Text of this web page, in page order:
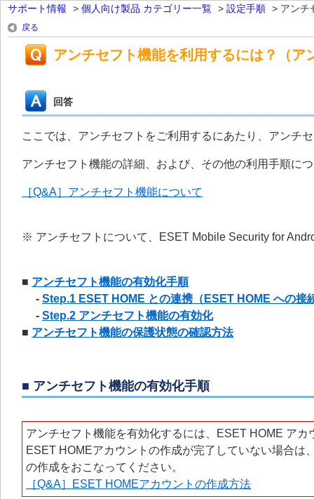
サポート情報 > 個人向け製品 カテゴリー一覧 > 設定手順 > アンチ
戻る
アンチセフト機能を利用するには？（ア
回答
ここでは、アンチセフトをご利用するにあたり、アンチ
アンチセフト機能の詳細、および、その他の利用手順に
［Q&A］アンチセフト機能について
※ アンチセフトについて、ESET Mobile Security for
■ アンチセフト機能の有効化手順
- Step.1 ESET HOME との連携（ESET HOME への接
- Step.2 アンチセフト機能の有効化
■ アンチセフト機能の保護状態の確認方法
■ アンチセフト機能の有効化手順
アンチセフト機能を有効化するには、ESET HOME アカ
ESET HOMEアカウントの作成が完了していない場合
の作成をおこなってください。
［Q&A］ESET HOMEアカウントの作成方法